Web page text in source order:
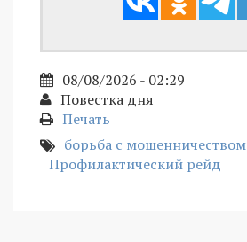
08/08/2026 - 02:29
Повестка дня
Печать
борьба с мошенничеством
Профилактический рейд